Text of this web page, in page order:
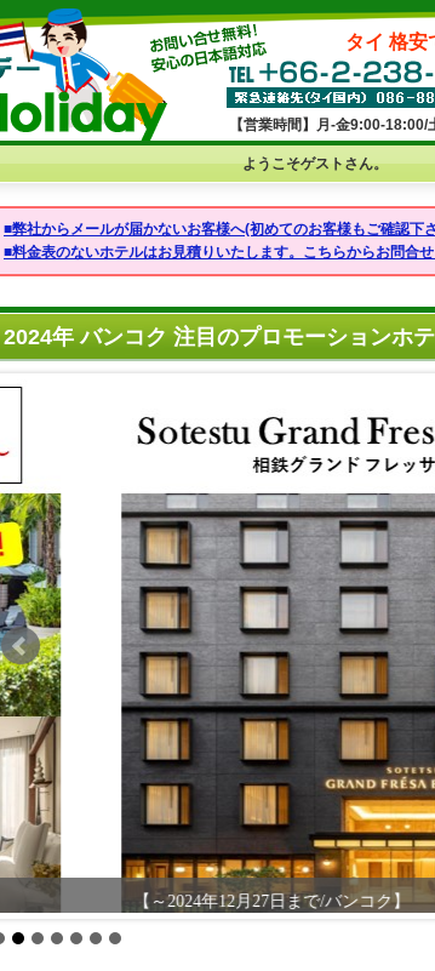
タイ 格安
【営業時間】月-金9:00-
ようこそゲストさん。
■弊社からメールが届かないお客様へ(初めてのお客様もご確認下
■料金表のないホテルはお見積りいたします。こちらからお問合せ
2024年 バンコク 注目のプロモーションホ
【～2024年12月27日まで/バンコク】